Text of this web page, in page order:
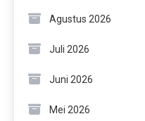
Agustus 2026
Juli 2026
Juni 2026
Mei 2026